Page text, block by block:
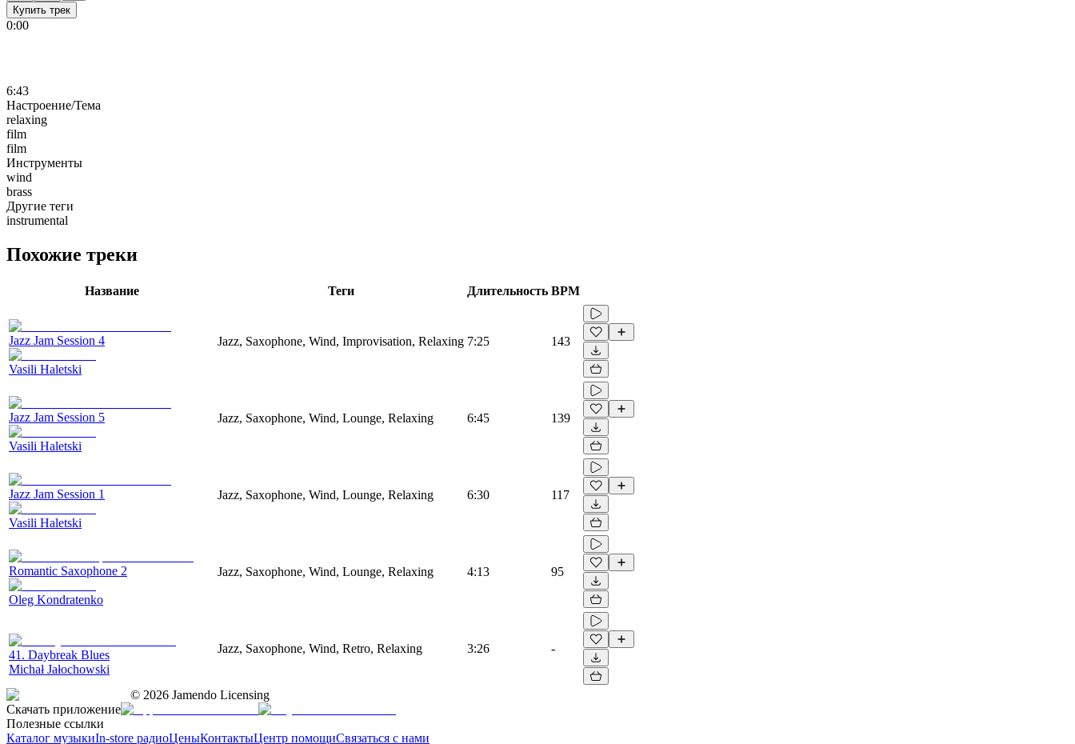
Купить трек
0:00
6:43
Настроение/Тема
relaxing
film
film
Инструменты
wind
brass
Другие теги
instrumental
Похожие треки
Название Теги Длительность BPM
Jazz Jam Session 4
Vasili Haletski
Jazz, Saxophone, Wind, Improvisation, Relaxing 7:25 143
Jazz Jam Session 5
Vasili Haletski
Jazz, Saxophone, Wind, Lounge, Relaxing 6:45 139
Jazz Jam Session 1
Vasili Haletski
Jazz, Saxophone, Wind, Lounge, Relaxing 6:30 117
Romantic Saxophone 2
Oleg Kondratenko
Jazz, Saxophone, Wind, Lounge, Relaxing 4:13 95
41. Daybreak Blues
Michał Jałochowski
Jazz, Saxophone, Wind, Retro, Relaxing 3:26 -
© 2026 Jamendo Licensing
Скачать приложение
Полезные ссылки
Каталог музыкиIn-store радиоЦеныКонтактыЦентр помощиСвязаться с нами